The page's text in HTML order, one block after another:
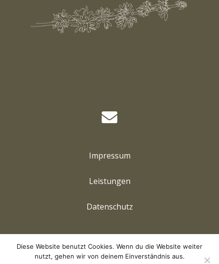
Impressum
Leistungen
Datenschutz
©2026Lena Gengenbach Fotografie
Diese Website benutzt Cookies. Wenn du die Website weiter
nutzt, gehen wir von deinem Einverständnis aus.